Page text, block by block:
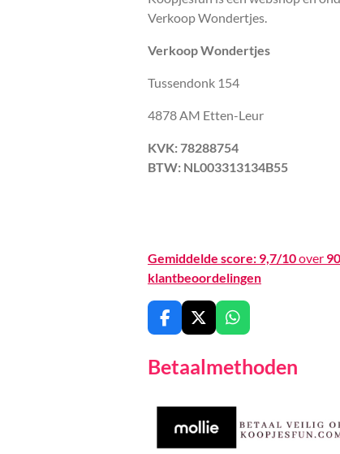
Verkoop Wondertjes.
Verkoop Wondertjes
Tussendonk 154
4878 AM Etten-Leur
KVK: 78288754
BTW: NL003313134B55
Gemiddelde score: 9,7/10over
klantbeoordelingen
F
a
e
X
W
h
t
Betaalmethoden